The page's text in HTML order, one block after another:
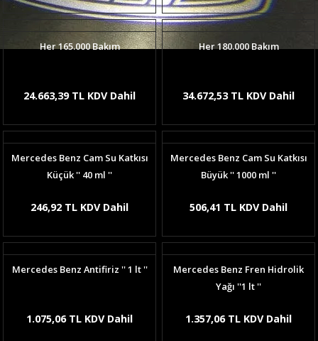
Her 165.000 Bakım
24.663,39 TL KDV Dahil
Her 180.000 Bakım
34.672,53 TL KDV Dahil
Mercedes Benz Cam Su Katkısı
Küçük '' 40 ml ''
246,92 TL KDV Dahil
Mercedes Benz Cam Su Katkısı
Büyük '' 1000 ml ''
506,41 TL KDV Dahil
Mercedes Benz Antifiriz '' 1 lt ''
1.075,06 TL KDV Dahil
Mercedes Benz Fren Hidrolik
Yağı ''1 lt ''
1.357,06 TL KDV Dahil